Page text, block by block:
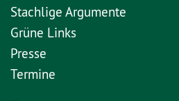
Stachlige Argumente
Grüne Links
Presse
Termine